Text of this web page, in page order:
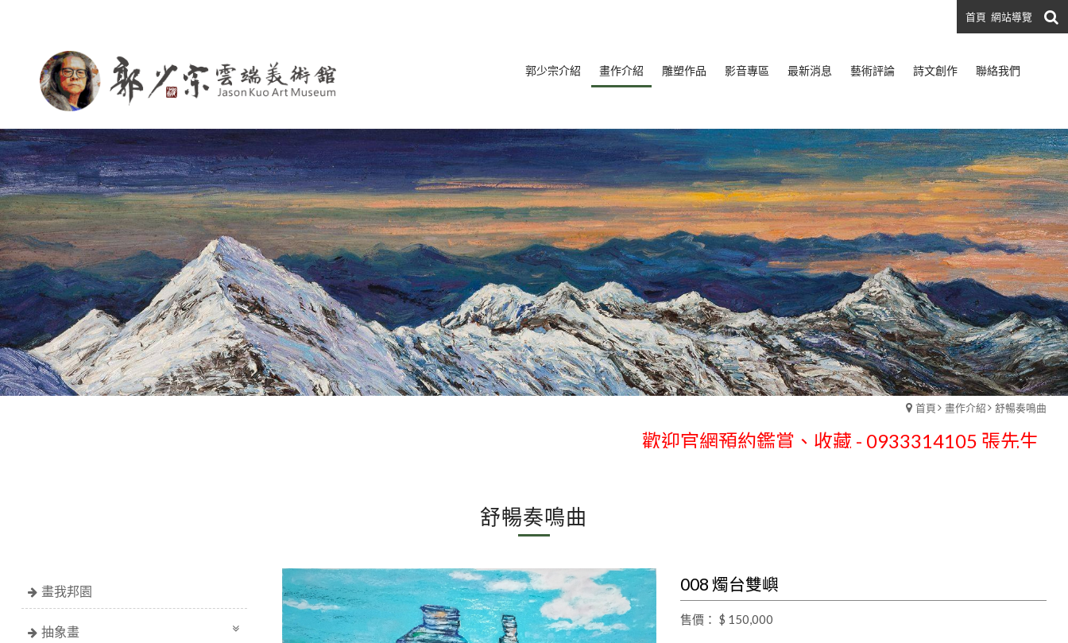
首頁 網站導覽
郭少宗介紹 畫作介紹 雕塑作品 影音專區 最新消息 藝術評論 詩文創作 聯絡我們
首頁 畫作介紹 舒暢奏鳴曲
歡迎官網預約鑑賞、收藏 - 0933314105 張先生
歡迎官網預約鑑賞、收藏 - 0933314105 張先生
舒暢奏鳴曲
畫我邦園
抽象畫
008 燭台雙嶼
售價： $ 150,000